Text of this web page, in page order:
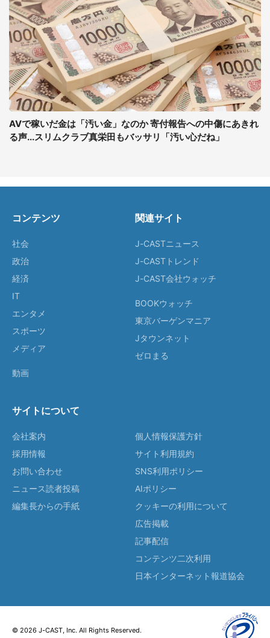
AVで稼いだ金は「汚い金」なのか 寄付報告への中傷にあきれ
る声...スリムクラブ真栄田もバッサリ「汚い心だね」
コンテンツ
社会
政治
経済
IT
エンタメ
スポーツ
メディア
動画
関連サイト
J-CASTニュース
J-CASTトレンド
J-CAST会社ウォッチ
BOOKウォッチ
東京バーゲンマニア
Jタウンネット
ゼロまる
サイトについて
会社案内
採用情報
お問い合わせ
ニュース読者投稿
編集長からの手紙
個人情報保護方針
サイト利用規約
SNS利用ポリシー
AIポリシー
クッキーの利用について
広告掲載
記事配信
コンテンツ二次利用
日本インターネット報道協会
© 2026 J-CAST, Inc. All Rights Reserved.